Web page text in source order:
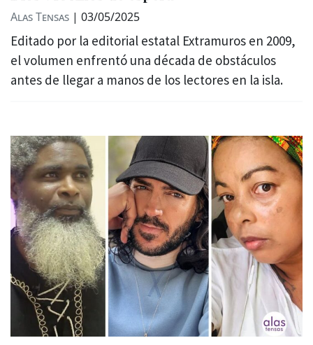
Alas Tensas | 03/05/2025
Editado por la editorial estatal Extramuros en 2009,
el volumen enfrentó una década de obstáculos
antes de llegar a manos de los lectores en la isla.